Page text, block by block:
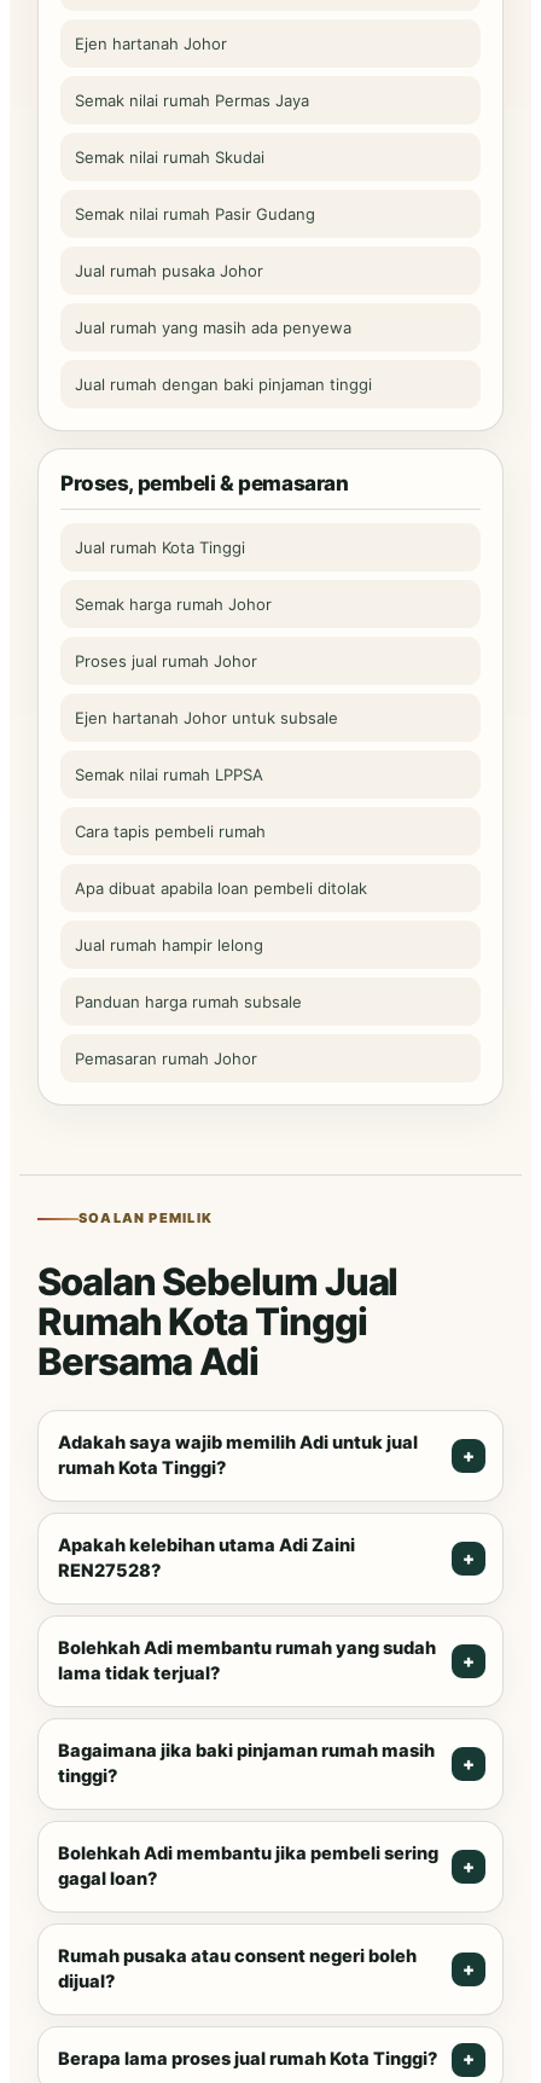
Ejen hartanah Johor
Semak nilai rumah Permas Jaya
Semak nilai rumah Skudai
Semak nilai rumah Pasir Gudang
Jual rumah pusaka Johor
Jual rumah yang masih ada penyewa
Jual rumah dengan baki pinjaman tinggi
Proses, pembeli & pemasaran
Jual rumah Kota Tinggi
Semak harga rumah Johor
Proses jual rumah Johor
Ejen hartanah Johor untuk subsale
Semak nilai rumah LPPSA
Cara tapis pembeli rumah
Apa dibuat apabila loan pembeli ditolak
Jual rumah hampir lelong
Panduan harga rumah subsale
Pemasaran rumah Johor
SOALAN PEMILIK
Soalan Sebelum Jual
Rumah Kota Tinggi
Bersama Adi
Adakah saya wajib memilih Adi untuk jual
rumah Kota Tinggi?
Apakah kelebihan utama Adi Zaini
REN27528?
Bolehkah Adi membantu rumah yang sudah
lama tidak terjual?
Bagaimana jika baki pinjaman rumah masih
tinggi?
Bolehkah Adi membantu jika pembeli sering
gagal loan?
Rumah pusaka atau consent negeri boleh
dijual?
Berapa lama proses jual rumah Kota Tinggi?